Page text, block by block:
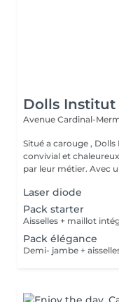
Dolls Institut
Avenue Cardinal-
Situé a carouge ,
convivial et
par leur métier. Avec
Laser diode
Pack starter
Aisselles + maillot
Pack élégance
Demi- jambe +